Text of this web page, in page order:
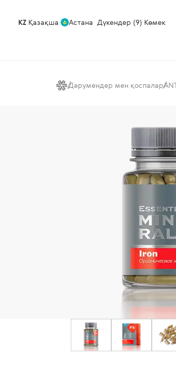
KZ Қазақша Астана Дүкендер (9) Көмек
Дәрумендер мен қоспалар